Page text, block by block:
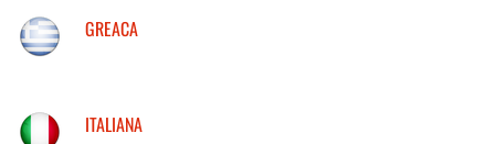
GREACA
ITALIANA